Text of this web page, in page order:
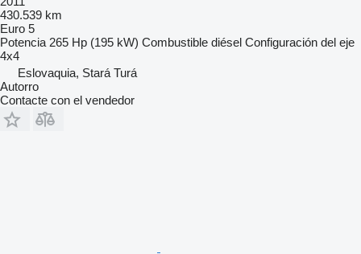
430.539 km
Euro 5
Potencia 265 Hp (195 kW) Combustible diésel Configuración del eje
4x4
Eslovaquia, Stará Turá
Autorro
Contacte con el vendedor